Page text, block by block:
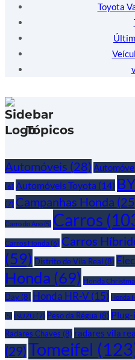
Toyota
Tópicos
Automóveis (28)
(6) Automóveis Toyota (14)
(7) Campanhas Honda
Carro do Ano(5) Carros
Carros Honda(6) Carros
(59) Distrito de Vila Real (8)
Honda (69) Honda
Day (8) Honda HR-V (15) Honda
(5) ISUZU (7) Peso da Régua (8)
Radares Chaves (8) radares vila
(29)Tomeifel